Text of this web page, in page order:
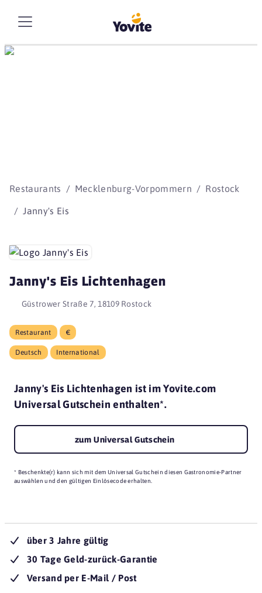
Restaurants Mecklenburg-Vorpommern Rostock
Janny's Eis
Janny's Eis Lichtenhagen
Güstrower Straße 7, 18109 Rostock
Restaurant €
Deutsch International
Janny's Eis Lichtenhagen ist im Yovite.com
Universal Gutschein enthalten*.
zum Universal Gutschein
* Beschenkte(r) kann sich mit dem Universal Gutschein diesen Gastronomie-Partner
auswählen und den gültigen Einlösecode erhalten.
über 3 Jahre gültig
30 Tage Geld-zurück-Garantie
Versand per E-Mail / Post